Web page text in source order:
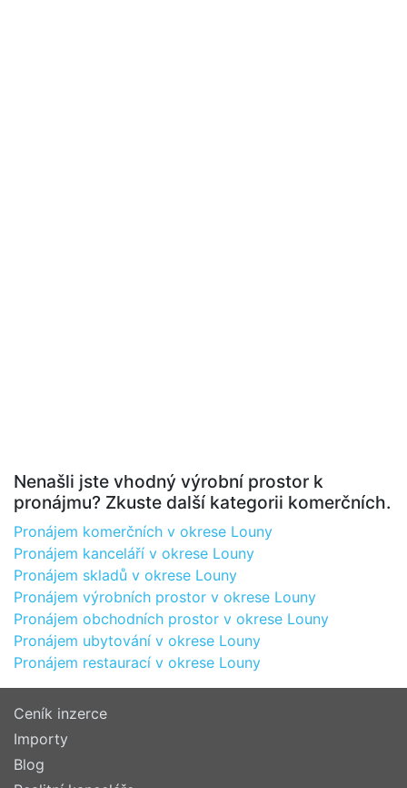
Nenašli jste vhodný výrobní prostor k
pronájmu? Zkuste další kategorii komerčních.
Pronájem komerčních v okrese Louny
Pronájem kanceláří v okrese Louny
Pronájem skladů v okrese Louny
Pronájem výrobních prostor v okrese Louny
Pronájem obchodních prostor v okrese Louny
Pronájem ubytování v okrese Louny
Pronájem restaurací v okrese Louny
Ceník inzerce
Importy
Blog